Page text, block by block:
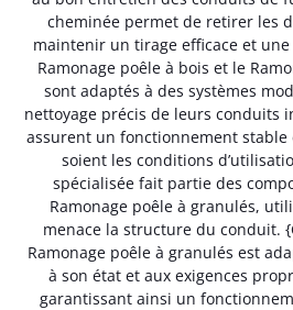
cheminée permet de retirer les
maintenir un tirage efficace et
Ramonage poêle à bois et le
sont adaptés à des systèmes
nettoyage précis de leurs conduits
assurent un fonctionnement stable
soient les conditions
spécialisée fait partie des
Ramonage poêle à granulés,
menace la structure du conduit.
Ramonage poêle à granulés est
à son état et aux exigences
garantissant ainsi un